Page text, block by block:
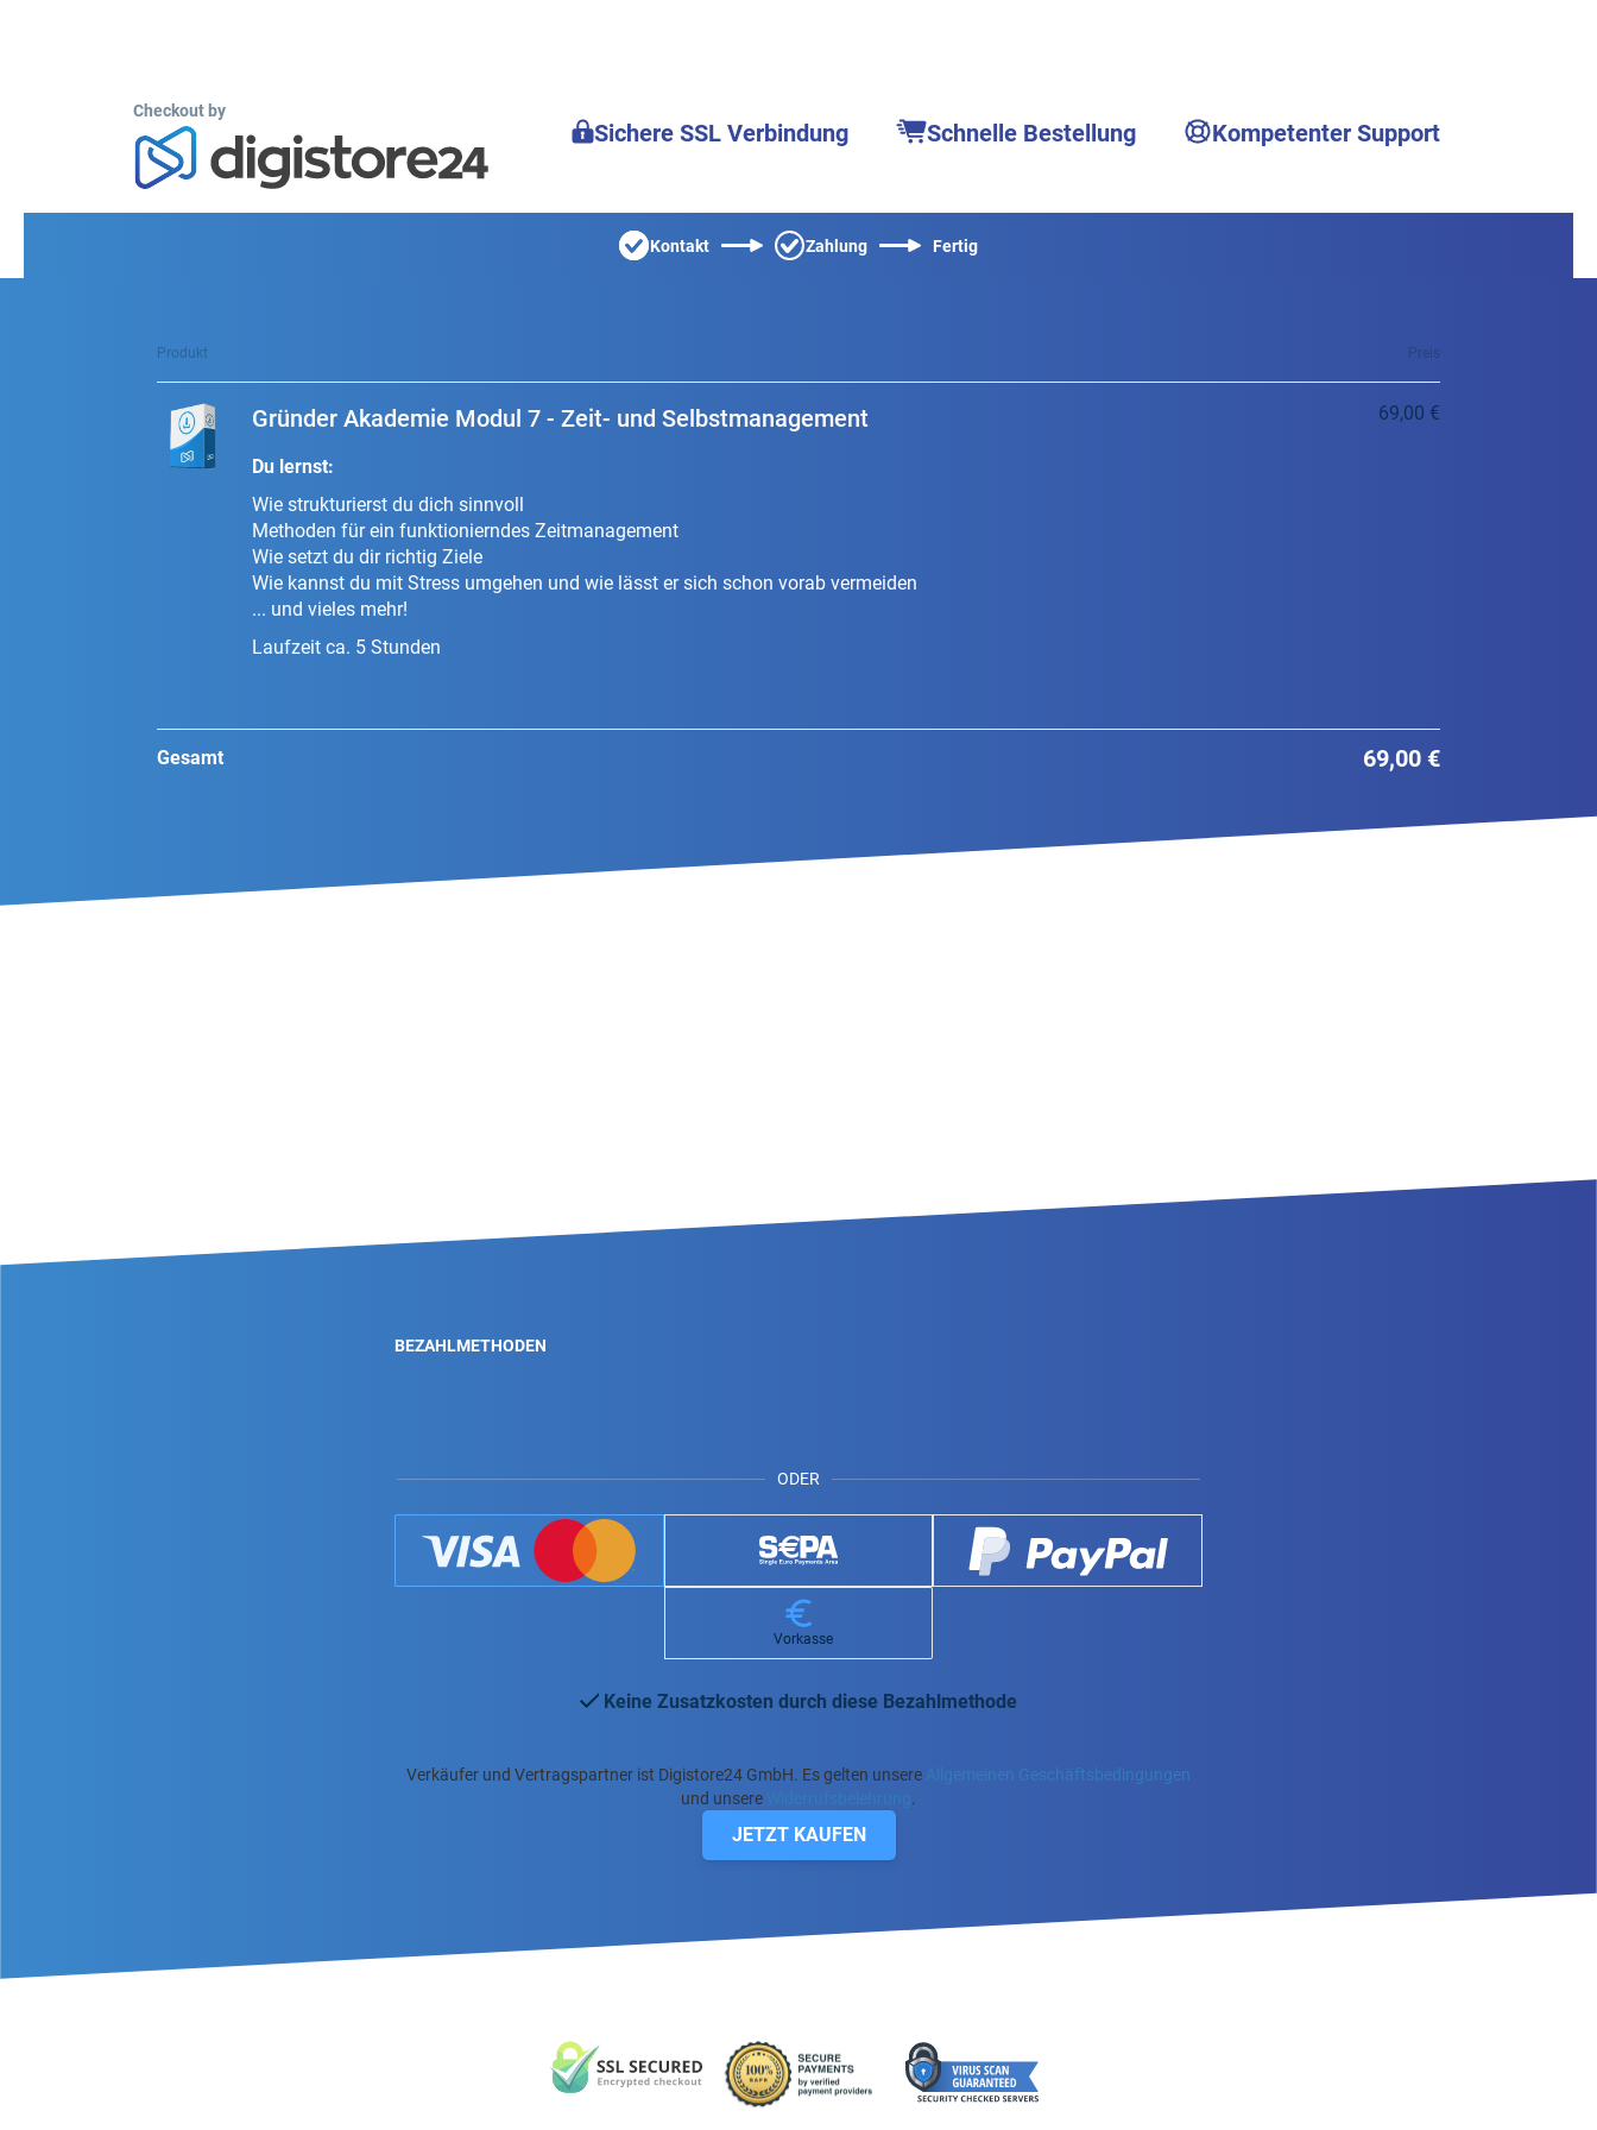
Checkout by
Sichere SSL Verbindung Schnelle Bestellung Kompetenter Support
Kontakt Zahlung Fertig
Produkt Preis
Gründer Akademie Modul 7 - Zeit- und Selbstmanagement
Du lernst:
Wie strukturierst du dich sinnvoll
Methoden für ein funktionierndes Zeitmanagement
Wie setzt du dir richtig Ziele
Wie kannst du mit Stress umgehen und wie lässt er sich schon vorab vermeiden
... und vieles mehr!
Laufzeit ca. 5 Stunden
69,00 €
Gesamt 69,00 €
ODER
BEZAHLMETHODEN
Vorkasse
Keine Zusatzkosten durch diese Bezahlmethode
Verkäufer und Vertragspartner ist Digistore24 GmbH. Es gelten unsere Allgemeinen Geschäftsbedingungen
und unsere
.
JETZT KAUFEN